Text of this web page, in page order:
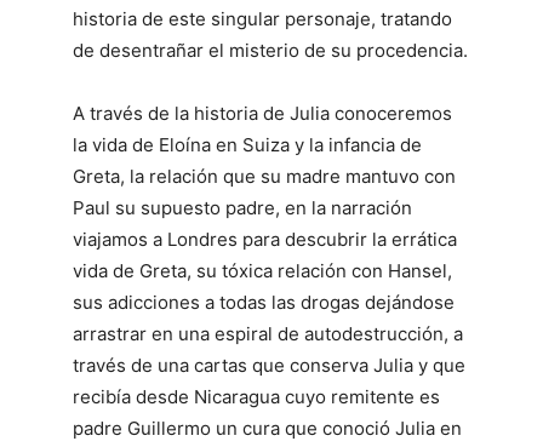
historia de este singular personaje, tratando
de desentrañar el misterio de su procedencia.
A través de la historia de Julia conoceremos
la vida de Eloína en Suiza y la infancia de
Greta, la relación que su madre mantuvo con
Paul su supuesto padre, en la narración
viajamos a Londres para descubrir la errática
vida de Greta, su tóxica relación con Hansel,
sus adicciones a todas las drogas dejándose
arrastrar en una espiral de autodestrucción, a
través de una cartas que conserva Julia y que
recibía desde Nicaragua cuyo remitente es
padre Guillermo un cura que conoció Julia en